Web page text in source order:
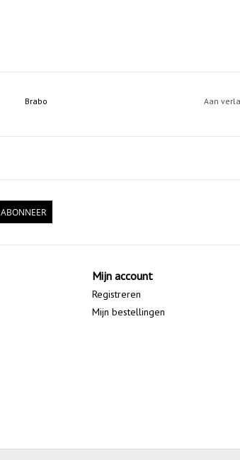
Brabo Aan
ABONNEER
Mijn account
Registreren
Mijn bestellingen